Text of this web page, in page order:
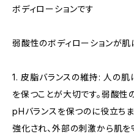
ボディローションです
弱酸性のボディローションが肌
1. 皮脂バランスの維持: 人の肌
を保つことが大切です。弱酸性
pHバランスを保つのに役立ちま
強化され、外部の刺激から肌を